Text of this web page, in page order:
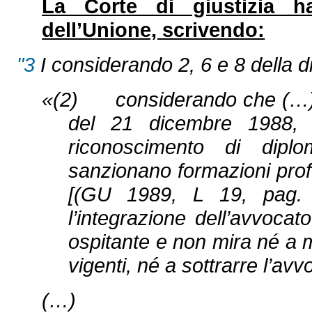
La Corte di giustizia
dell’Unione, scrivendo:
"3 I considerando 2, 6 e 8 della
«(2) considerando che (…)
del 21 dicembre
riconoscimento di
sanzionano formazioni
[(GU 1989, L 19,
l’integrazione
ospitante e non mira né a
vigenti, né a sottrarre
(…)